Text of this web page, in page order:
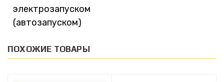
электрозапуском
(автозапуском)
ПОХОЖИЕ ТОВАРЫ